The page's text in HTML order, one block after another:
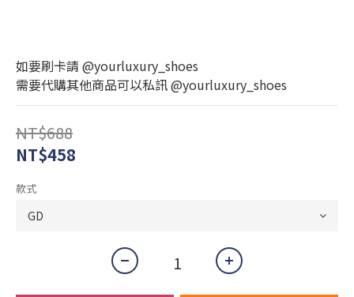
如要刷卡請 @yourluxury_shoes
需要代購其他商品可以私訊 @yourluxury_shoes
NT$688
NT$458
款式